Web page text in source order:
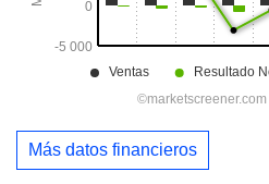
Más datos financieros